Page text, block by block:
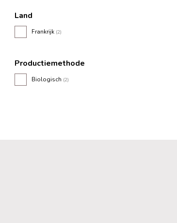
Land
Frankrijk (2)
Productiemethode
Biologisch (2)